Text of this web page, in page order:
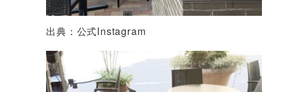
出典：公式Instagram